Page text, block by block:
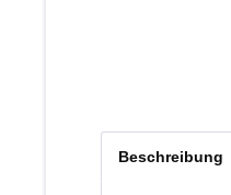
Beschreibung